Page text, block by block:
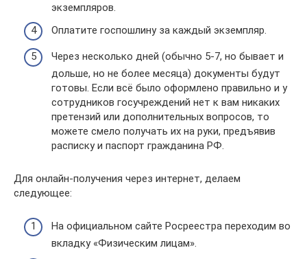
экземпляров.
Оплатите госпошлину за каждый экземпляр.
Через несколько дней (обычно 5-7, но бывает и
дольше, но не более месяца) документы будут
готовы. Если всё было оформлено правильно и у
сотрудников госучреждений нет к вам никаких
претензий или дополнительных вопросов, то
можете смело получать их на руки, предъявив
расписку и паспорт гражданина РФ.
Для онлайн-получения через интернет, делаем
следующее:
На официальном сайте Росреестра переходим во
вкладку «Физическим лицам».